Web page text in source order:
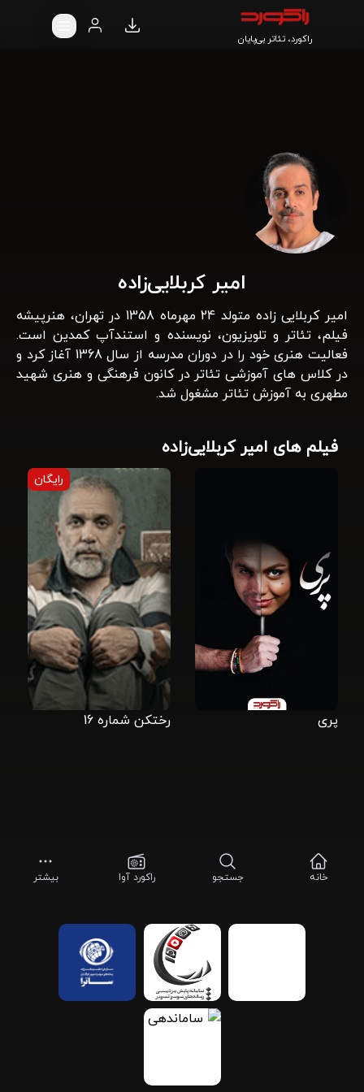
راکورد، تئاتر بی‌پایان
امیر کربلایی‌زاده
امیر کربلایی زاده متولد 24 مهرماه 1358 در تهران، هنرپیشه
فیلم، تئاتر و تلویزیون، نویسنده و استندآپ کمدین است.
فعالیت هنری خود را در دوران مدرسه از سال 1368 آغاز کرد و
در کلاس های آموزشی تئاتر در کانون فرهنگی و هنری شهید
مطهری به آموزش تئاتر مشغول شد.
فیلم های امیر کربلایی‌زاده
پری
رایگان
رختکن شماره 16
خانه جستجو راکورد آوا بیشتر